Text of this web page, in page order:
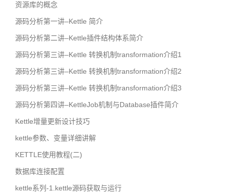
资源库的概念
源码分析第一讲–Kettle 简介
源码分析第二讲–Kettle插件结构体系简介
源码分析第三讲–Kettle 转换机制transformation介绍1
源码分析第三讲–Kettle 转换机制transformation介绍2
源码分析第三讲–Kettle 转换机制transformation介绍3
源码分析第四讲–KettleJob机制与Database插件简介
Kettle增量更新设计技巧
kettle参数、变量详细讲解
KETTLE使用教程(二)
数据库连接配置
kettle系列-1.kettle源码获取与运行